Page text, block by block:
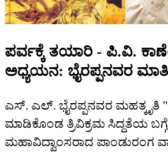
ಪರ್ವಕ್ಕೆ ತಯಾರಿ - ಪಿ.ವಿ.
ಅಧ್ಯಯನ: ಭೈರಪ್ಪನವರ
ಎಸ್. ಎಲ್. ಭೈರಪ್ಪನವರ ಮಹತ್ಕೃತಿ
ಮಾಡಿಕೊಂಡ ತ್ರಿವಿಕ್ರಮ ಸಿದ್ದತೆಯ
ಮಹಾವಿದ್ವಾಂಸರಾದ ಪಾಂಡುರಂಗ